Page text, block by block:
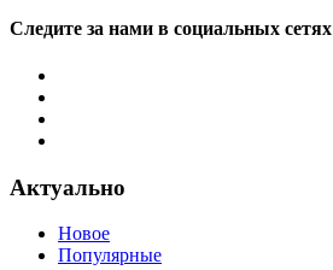
Следите за нами в социальных сетях
Актуально
Новое
Популярные